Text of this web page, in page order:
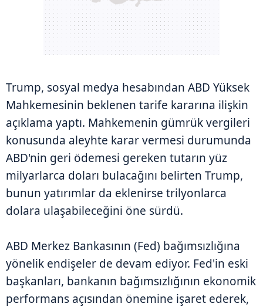
Trump, sosyal medya hesabından ABD Yüksek
Mahkemesinin beklenen tarife kararına ilişkin
açıklama yaptı. Mahkemenin gümrük vergileri
konusunda aleyhte karar vermesi durumunda
ABD'nin geri ödemesi gereken tutarın yüz
milyarlarca doları bulacağını belirten Trump,
bunun yatırımlar da eklenirse trilyonlarca
dolara ulaşabileceğini öne sürdü.
ABD Merkez Bankasının (Fed) bağımsızlığına
yönelik endişeler de devam ediyor. Fed'in eski
başkanları, bankanın bağımsızlığının ekonomik
performans açısından önemine işaret ederek,